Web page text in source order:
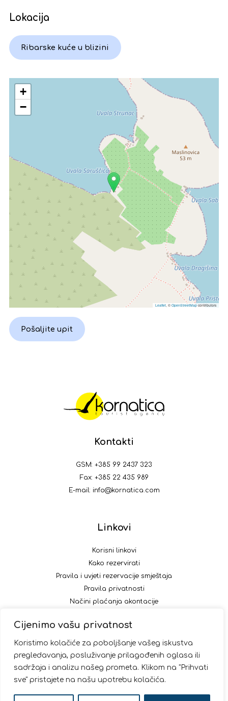
Cijenimo vašu privatnost
Koristimo kolačiće za poboljšanje vašeg iskustva
pregledavanja, posluživanje prilagođenih oglasa ili
sadržaja i analizu našeg prometa. Klikom na "Prihvati
sve" pristajete na našu upotrebu kolačića.
Lokacija
Ribarske kuće u blizini
+
−
Leaflet , © OpenStreetMap contributors
Pošaljite upit
Kontakti
GSM: +385 99 2437 323
Fax: +385 22 435 989
E-mail: info@kornatica.com
Linkovi
Korisni linkovi
Kako rezervirati
Pravila i uvjeti rezervacije smještaja
Pravila privatnosti
Načini plaćanja akontacije
Pratite nas
© 2026 Kornatica